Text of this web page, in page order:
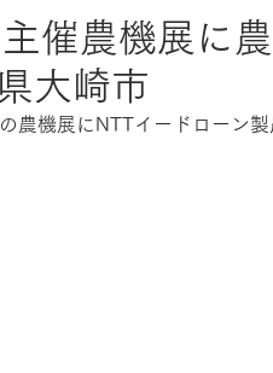
催農機展に
大崎市
農機展にNTTイードローン製